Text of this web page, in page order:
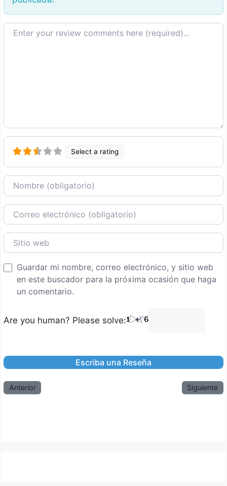
Texto de la reseña
Select a rating
Nombre
Correo Electronico
Sitio web
Guardar mi nombre, correo electrónico, y sitio web
en este buscador para la próxima ocasión que haga
un comentario.
Are you human? Please solve:
Anterior Siguiente